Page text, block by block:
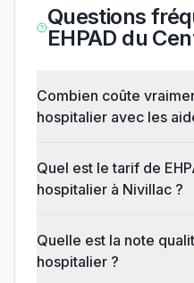
Questions
EHPAD du
Combien coûte
hospitalier avec les
Quel est le tarif de
hospitalier à Nivillac ?
Quelle est la note
hospitalier ?